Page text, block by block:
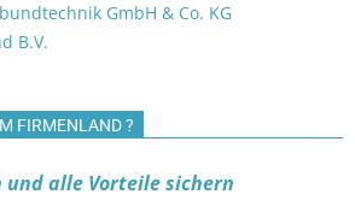
GmbH & Co. KG
B.V.
FIRMENLAND ?
alle Vorteile sichern